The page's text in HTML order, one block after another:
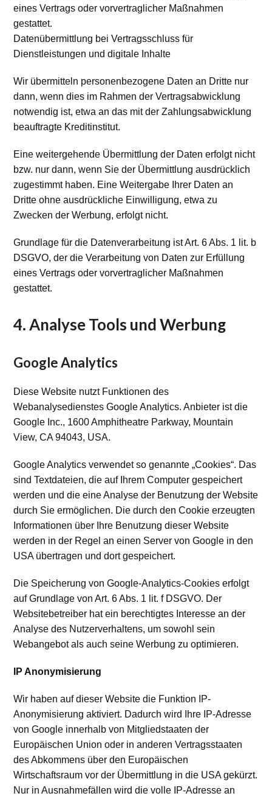
eines Vertrags oder vorvertraglicher Maßnahmen
gestattet.
Datenübermittlung bei Vertragsschluss für
Dienstleistungen und digitale Inhalte
Wir übermitteln personenbezogene Daten an Dritte nur
dann, wenn dies im Rahmen der Vertragsabwicklung
notwendig ist, etwa an das mit der Zahlungsabwicklung
beauftragte Kreditinstitut.
Eine weitergehende Übermittlung der Daten erfolgt nicht
bzw. nur dann, wenn Sie der Übermittlung ausdrücklich
zugestimmt haben. Eine Weitergabe Ihrer Daten an
Dritte ohne ausdrückliche Einwilligung, etwa zu
Zwecken der Werbung, erfolgt nicht.
Grundlage für die Datenverarbeitung ist Art. 6 Abs. 1 lit. b
DSGVO, der die Verarbeitung von Daten zur Erfüllung
eines Vertrags oder vorvertraglicher Maßnahmen
gestattet.
4. Analyse Tools und Werbung
Google Analytics
Diese Website nutzt Funktionen des
Webanalysedienstes Google Analytics. Anbieter ist die
Google Inc., 1600 Amphitheatre Parkway, Mountain
View, CA 94043, USA.
Google Analytics verwendet so genannte „Cookies“. Das
sind Textdateien, die auf Ihrem Computer gespeichert
werden und die eine Analyse der Benutzung der Website
durch Sie ermöglichen. Die durch den Cookie erzeugten
Informationen über Ihre Benutzung dieser Website
werden in der Regel an einen Server von Google in den
USA übertragen und dort gespeichert.
Die Speicherung von Google-Analytics-Cookies erfolgt
auf Grundlage von Art. 6 Abs. 1 lit. f DSGVO. Der
Websitebetreiber hat ein berechtigtes Interesse an der
Analyse des Nutzerverhaltens, um sowohl sein
Webangebot als auch seine Werbung zu optimieren.
IP Anonymisierung
Wir haben auf dieser Website die Funktion IP-
Anonymisierung aktiviert. Dadurch wird Ihre IP-Adresse
von Google innerhalb von Mitgliedstaaten der
Europäischen Union oder in anderen Vertragsstaaten
des Abkommens über den Europäischen
Wirtschaftsraum vor der Übermittlung in die USA gekürzt.
Nur in Ausnahmefällen wird die volle IP-Adresse an